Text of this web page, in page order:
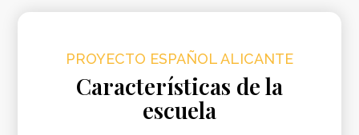
PROYECTO ESPAÑOL​ ALICANTE
Características de la
escuela